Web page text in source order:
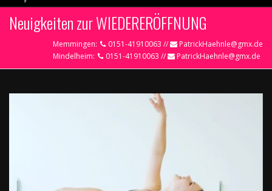
Neuigkeiten zur WIEDERERÖFFNUNG
Memmingen: 0151-41910063 //
PatrickHaehnle@gmx.de
Mindelheim:
0151-41910063 // PatrickHaehnle@gmx.de